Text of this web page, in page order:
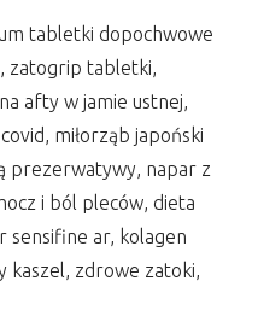
tabletki dopochwowe
zatogrip tabletki,
afty w jamie ustnej,
miłorząb japoński
prezerwatywy, napar z
i ból pleców, dieta
sensifine ar, kolagen
kaszel, zdrowe zatoki,